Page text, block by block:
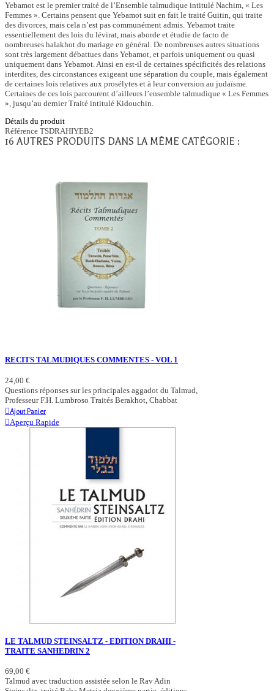
Yebamot est le premier traité de l’Ensemble talmudique intitulé Nachim, « Les
Femmes ». Certains pensent que Yebamot suit en fait le traité Guitin, qui traite
des divorces, mais cela n’est pas communément admis. Yebamot traite
essentiellement des lois du lévirat, mais aborde et étudie de facto de
nombreuses halakhot du mariage en général. De nombreuses autres situations
sont très largement débattues dans Yebamot, et parfois uniquement ou quasi
uniquement dans Yebamot. Ainsi en est-il de certaines spécificités des relations
interdites, des circonstances exigeant une séparation du couple, mais également
de certaines lois relatives aux prosélytes et à leur conversion au judaïsme.
Certaines de ces lois parcourent d’ailleurs l’ensemble talmudique « Les Femmes
», jusqu’au dernier Traité intitulé Kidouchin.
Détails du produit
Référence TSDRAHIYEB2
16 AUTRES PRODUITS DANS LA MÊME CATÉGORIE :
RECITS TALMUDIQUES COMMENTES - VOL 1
24,00 €
Questions réponses sur les principales aggadot du Talmud,
Professeur F.H. Lumbroso Traités Berakhot, Chabbat
Ajout Panier
Aperçu Rapide
LE TALMUD STEINSALTZ - EDITION DRAHI -
TRAITE SANHEDRIN 2
69,00 €
Talmud avec traduction assistée selon le Rav Adin